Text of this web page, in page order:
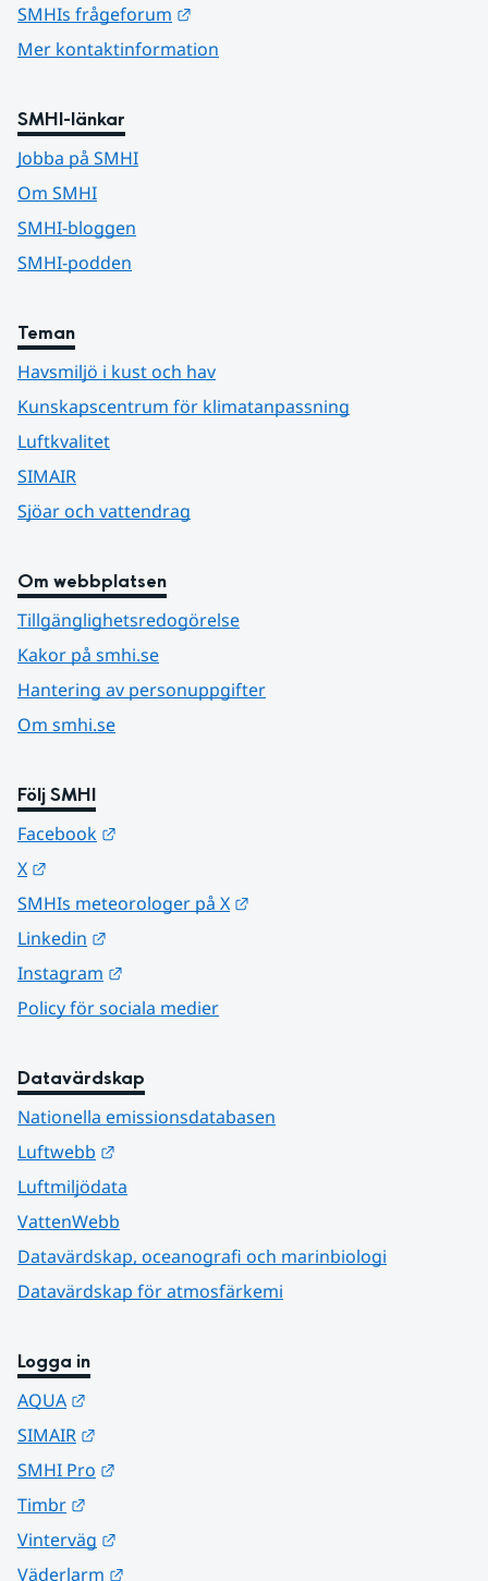
SMHIs frågeforum
Mer kontaktinformation
SMHI-länkar
Jobba på SMHI
Om SMHI
SMHI-bloggen
SMHI-podden
Teman
Havsmiljö i kust och hav
Kunskapscentrum för klimatanpassning
Luftkvalitet
SIMAIR
Sjöar och vattendrag
Om webbplatsen
Tillgänglighetsredogörelse
Kakor på smhi.se
Hantering av personuppgifter
Om smhi.se
Följ SMHI
Facebook
X
SMHIs meteorologer på X
Linkedin
Instagram
Policy för sociala medier
Datavärdskap
Nationella emissionsdatabasen
Luftwebb
Luftmiljödata
VattenWebb
Datavärdskap, oceanografi och marinbiologi
Datavärdskap för atmosfärkemi
Logga in
AQUA
SIMAIR
SMHI Pro
Timbr
Vinterväg
Väderlarm